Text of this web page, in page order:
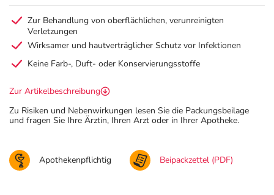
Zur Behandlung von oberflächlichen, verunreinigten
Verletzungen
Wirksamer und hautverträglicher Schutz vor Infektionen
Keine Farb-, Duft- oder Konservierungsstoffe
Zur Artikelbeschreibung
Zu Risiken und Nebenwirkungen lesen Sie die Packungsbeilage
und fragen Sie Ihre Ärztin, Ihren Arzt oder in Ihrer Apotheke.
Apothekenpflichtig Beipackzettel (PDF)